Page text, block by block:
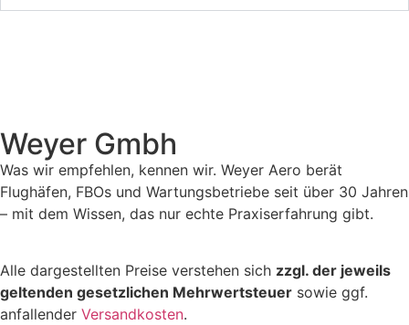
Weyer Gmbh
Was wir empfehlen, kennen wir. Weyer Aero berät
Flughäfen, FBOs und Wartungsbetriebe seit über 30 Jahren
– mit dem Wissen, das nur echte Praxiserfahrung gibt.
Alle dargestellten Preise verstehen sich zzgl. der jeweils
geltenden gesetzlichen Mehrwertsteuer sowie ggf.
anfallender Versandkosten.